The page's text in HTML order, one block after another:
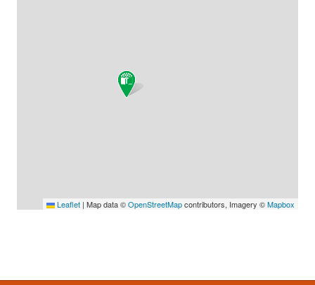
Leaflet | Map data ©OpenStreetMapcontributors, Imagery ©Mapbox